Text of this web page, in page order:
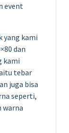
event
yang kami
dan
kami
tebar
juga bisa
seperti,
warna